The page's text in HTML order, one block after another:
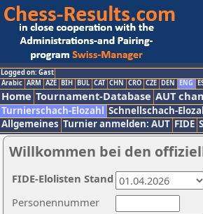
Logged on: Gast
Arabic ARM AZE BIH BUL CAT CHN CRO CZE DEN ENG
Home Tournament-Database AUT
Turnierschach-Elozahl Schnellschach-
Allgemeines Turnier anmelden: AUT FIDE
Willkommen bei den
Personennummer
FIDE-Elolisten Stand